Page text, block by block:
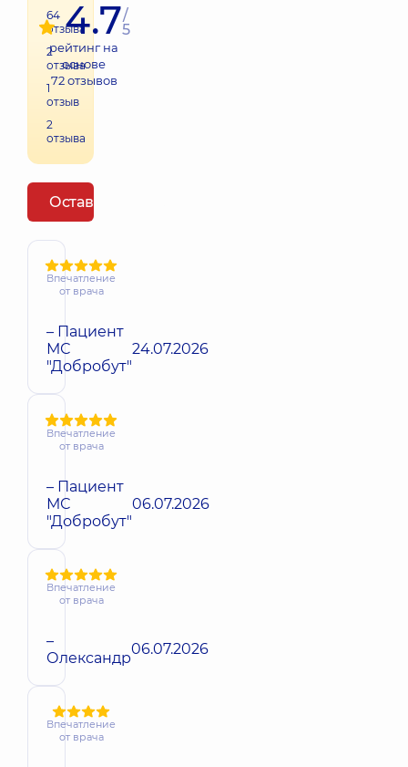
64
отзыва
2
отзыва
1
отзыв
2
отзыва
4.7/
5
рейтинг на
основе
72отзывов
Оставить отзыв
Впечатление
от врача
– Пациент
МС
"Добробут"
24.07.2026
Впечатление
от врача
– Пациент
МС
"Добробут"
06.07.2026
Впечатление
от врача
–
Олександр06.07.2026
Впечатление
от врача